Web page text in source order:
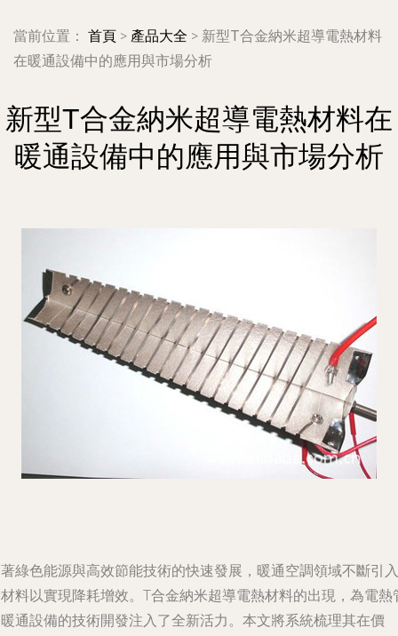
當前位置： 首頁 > 產品大全 > 新型T合金納米超導電熱材料
在暖通設備中的應用與市場分析
新型T合金納米超導電熱材料在
暖通設備中的應用與市場分析
綠色能源與高效節能技術的快速發展，暖通空調領域不斷引入
料以實現降耗增效。T合金納米超導電熱材料的出現，為電熱
通設備的技術開發注入了全新活力。本文將系統梳理其在價